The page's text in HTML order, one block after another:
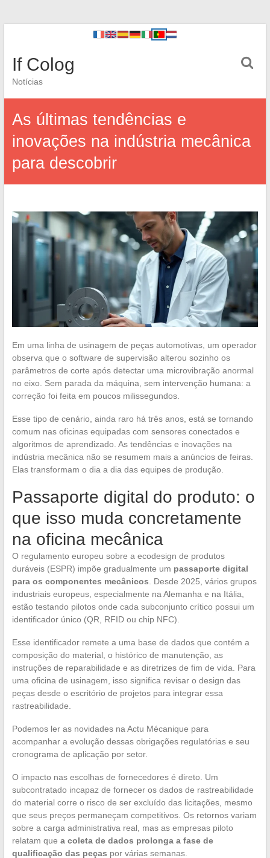
If Colog
Notícias
As últimas tendências e
inovações na indústria mecânica
para descobrir
Em uma linha de usinagem de peças automotivas, um operador
observa que o software de supervisão alterou sozinho os
parâmetros de corte após detectar uma microvibração anormal
no eixo. Sem parada da máquina, sem intervenção humana: a
correção foi feita em poucos milissegundos.
Esse tipo de cenário, ainda raro há três anos, está se tornando
comum nas oficinas equipadas com sensores conectados e
algoritmos de aprendizado. As tendências e inovações na
indústria mecânica não se resumem mais a anúncios de feiras.
Elas transformam o dia a dia das equipes de produção.
Passaporte digital do produto: o
que isso muda concretamente
na oficina mecânica
O regulamento europeu sobre a ecodesign de produtos
duráveis (ESPR) impõe gradualmente um passaporte digital
para os componentes mecânicos . Desde 2025, vários grupos
industriais europeus, especialmente na Alemanha e na Itália,
estão testando pilotos onde cada subconjunto crítico possui um
identificador único (QR, RFID ou chip NFC).
Esse identificador remete a uma base de dados que contém a
composição do material, o histórico de manutenção, as
instruções de reparabilidade e as diretrizes de fim de vida. Para
uma oficina de usinagem, isso significa revisar o design das
peças desde o escritório de projetos para integrar essa
rastreabilidade.
Podemos ler as novidades na Actu Mécanique para
acompanhar a evolução dessas obrigações regulatórias e seu
cronograma de aplicação por setor.
O impacto nas escolhas de fornecedores é direto. Um
subcontratado incapaz de fornecer os dados de rastreabilidade
do material corre o risco de ser excluído das licitações, mesmo
que seus preços permaneçam competitivos. Os retornos variam
sobre a carga administrativa real, mas as empresas piloto
relatam que a coleta de dados prolonga a fase de
qualificação das peças por várias semanas.